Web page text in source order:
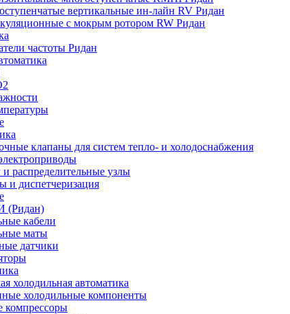
вертикальные ин-лайн RV Ридан
с мокрым ротором RW Ридан
частоты Ридан
клапаны для систем тепло- и холодоснабжения
распределительные узлы
и диспетчеризация
(Ридан)
кабели
маты
датчики
холодильная автоматика
холодильные компоненты
компрессоры